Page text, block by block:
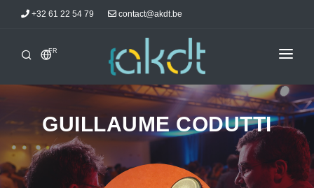
+32 61 22 54 79 contact@akdt.be
FR
ACCUEIL
INFORMATIONS
ACTUALITÉS
GUILLAUME CODUTTI